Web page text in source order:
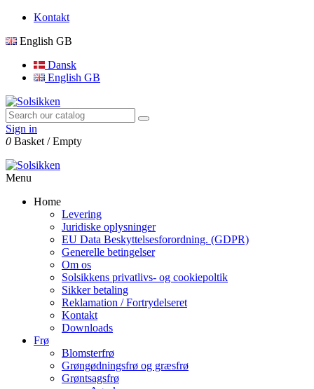
Kontakt
English GB
Dansk
English GB
Sign in
0 Basket /Empty
Menu
Home
Levering
Juridiske oplysninger
EU Data Beskyttelsesforordning. (GDPR)
Generelle betingelser
Om os
Solsikkens privatlivs- og cookiepoltik
Sikker betaling
Reklamation / Fortrydelseret
Kontakt
Downloads
Frø
Blomsterfrø
Grøngødningsfrø og græsfrø
Grøntsagsfrø